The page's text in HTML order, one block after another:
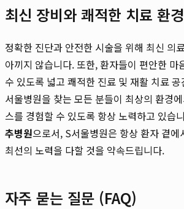
최신 장비와 쾌적한 치료 환경
정확한 진단과 안전한 시술을 위해 최신 의
아끼지 않습니다. 또한, 환자들이 편안한 마
수 있도록 넓고 쾌적한 진료 및 재활 치료
서울병원을 찾는 모든 분들이 최상의 환경
스를 경험할 수 있도록 항상 노력하고 있습
추병원으로서, S서울병원은 항상 환자 곁
최선의 노력을 다할 것을 약속드립니다.
자주 묻는 질문 (FAQ)